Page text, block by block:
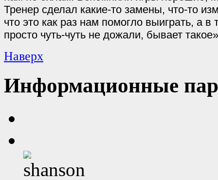
Тренер сделал какие-то замены, что-то
что это как раз нам помогло выиграть, а в
просто чуть-чуть не дожали, бывает
Наверх
Информационные